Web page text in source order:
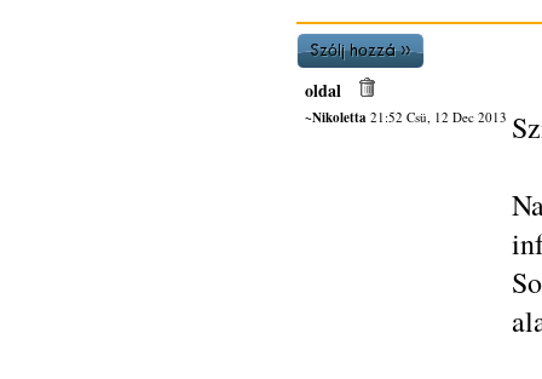
oldal
~Nikoletta21:52 Csü, 12 Dec 2013